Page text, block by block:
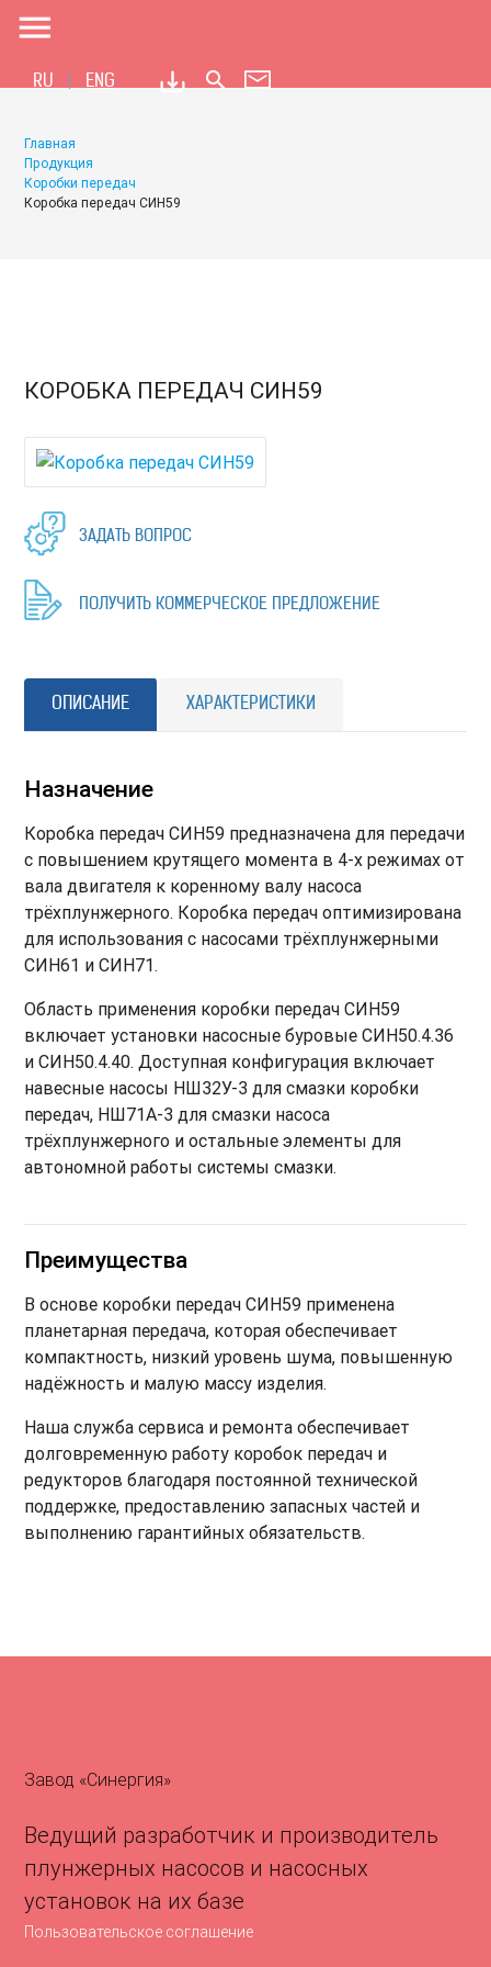
menu
RU ENG search
Главная
Продукция
Коробки передач
Коробка передач СИН59
КОРОБКА ПЕРЕДАЧ СИН59
ЗАДАТЬ ВОПРОС
ПОЛУЧИТЬ КОММЕРЧЕСКОЕ ПРЕДЛОЖЕНИЕ
ОПИСАНИЕ ХАРАКТЕРИСТИКИ
Назначение
Коробка передач СИН59 предназначена для передачи
с повышением крутящего момента в 4-х режимах от
вала двигателя к коренному валу насоса
трёхплунжерного. Коробка передач оптимизирована
для использования с насосами трёхплунжерными
СИН61 и СИН71.
Область применения коробки передач СИН59
включает установки насосные буровые СИН50.4.36
и СИН50.4.40. Доступная конфигурация включает
навесные насосы НШ32У-3 для смазки коробки
передач, НШ71А-3 для смазки насоса
трёхплунжерного и остальные элементы для
автономной работы системы смазки.
Преимущества
В основе коробки передач СИН59 применена
планетарная передача, которая обеспечивает
компактность, низкий уровень шума, повышенную
надёжность и малую массу изделия.
Наша служба сервиса и ремонта обеспечивает
долговременную работу коробок передач и
редукторов благодаря постоянной технической
поддержке, предоставлению запасных частей и
выполнению гарантийных обязательств.
Завод «Синергия»
Ведущий разработчик и производитель
плунжерных насосов и насосных
установок на их базе
Пользовательское соглашение